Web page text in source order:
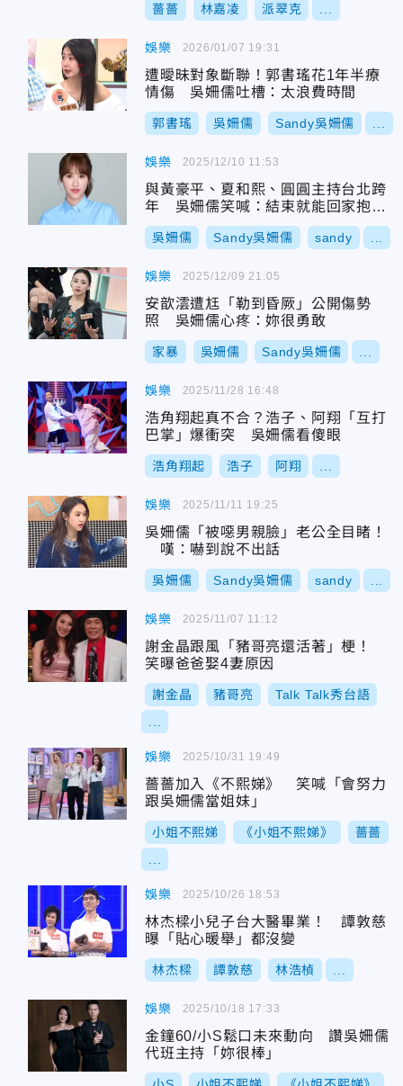
薔薔 林嘉凌 派翠克
娛樂
遭曖昧對象斷聯！郭書瑤花1年半療
情傷 吳姍儒吐槽：太浪費時間
郭書瑤 吳姍儒 Sandy吳姍儒
2026/01/07 19:31
娛樂
與黃豪平、夏和熙、圓圓主持台北跨
年 吳姍儒笑喊：結束就能回家抱小
孩
吳姍儒 Sandy吳姍儒 sandy
2025/12/10 11:53
娛樂
安歆澐遭尪「勒到昏厥」公開傷勢
照 吳姍儒心疼：妳很勇敢
家暴 吳姍儒 Sandy吳姍儒
2025/12/09 21:05
娛樂
浩角翔起真不合？浩子、阿翔「互打
巴掌」爆衝突 吳姍儒看傻眼
浩角翔起 浩子 阿翔
2025/11/28 16:48
娛樂
吳姍儒「被噁男親臉」老公全目睹！
嘆：嚇到說不出話
吳姍儒 Sandy吳姍儒 sandy
2025/11/11 19:25
娛樂
謝金晶跟風「豬哥亮還活著」梗！
笑曝爸爸娶4妻原因
謝金晶 豬哥亮 Talk Talk秀台語
2025/11/07 11:12
娛樂
薔薔加入《不熙娣》 笑喊「會努力
跟吳姍儒當姐妹」
小姐不熙娣 《小姐不熙娣》 薔薔
2025/10/31 19:49
娛樂
林杰樑小兒子台大醫畢業！ 譚敦慈
曝「貼心暖舉」都沒變
林杰樑 譚敦慈 林浩楨
2025/10/26 18:53
娛樂
金鐘60/小S鬆口未來動向 讚吳姍儒
代班主持「妳很棒」
2025/10/18 17:33